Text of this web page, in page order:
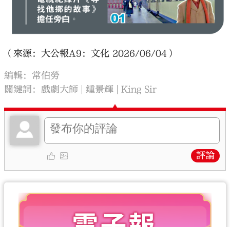
（來源：大公報A9：文化 2026/06/04）
編輯：常伯勞
關鍵詞： 戲劇大師 鍾景輝 King Sir
評論